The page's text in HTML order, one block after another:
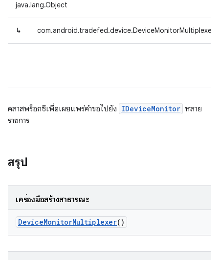
java.lang.Object
↳ com.android.tradefed.device.DeviceMonitorMultiplexer
คลาสพร็อกซีเพื่อเผยแพร่คำขอไปยัง IDeviceMonitor หลาย
รายการ
สรุป
เครื่องมือสร้างสาธารณะ
DeviceMonitorMultiplexer()